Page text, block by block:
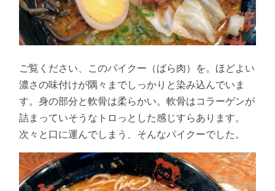
ご覧ください、このパイクー（ばら肉）を。ほどよい
濃さの味付けが隅々までしっかりと染み込んでいま
す。身の部分と軟骨は柔らかい。軟骨はコラーゲンが
詰まっていそうなトロっとした感じすらあります。
次々と口に運んでしまう、そんなパイクーでした。